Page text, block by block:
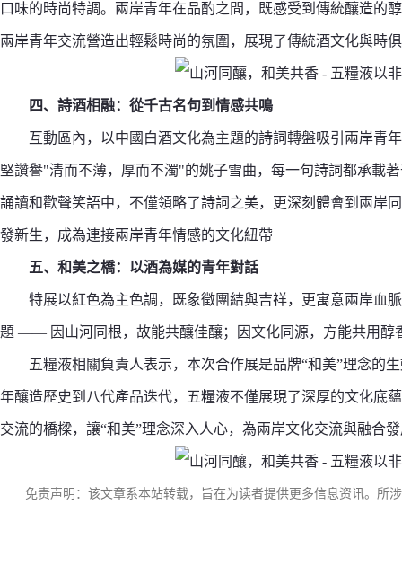
口味的時尚特調。兩岸青年在品酌之間，既感受到傳統釀造的
兩岸青年交流營造出輕鬆時尚的氛圍，展現了傳統酒文化與時
四、詩酒相融：從千古名句到情感共鳴
互動區內，以中國白酒文化為主題的詩詞轉盤吸引兩岸青
堅讚譽"清而不薄，厚而不濁"的姚子雪曲，每一句詩詞都承載
誦讀和歡聲笑語中，不僅領略了詩詞之美，更深刻體會到兩岸
發新生，成為連接兩岸青年情感的文化紐帶
五、和美之橋：以酒為媒的青年對話
特展以紅色為主色調，既象徵團結與吉祥，更寓意兩岸血
題 —— 因山河同根，故能共釀佳釀；因文化同源，方能共用醇
五糧液相關負責人表示，本次合作展是品牌“和美”理念的
年釀造歷史到八代產品迭代，五糧液不僅展現了深厚的文化底
交流的橋樑，讓“和美”理念深入人心，為兩岸文化交流與融合
免责声明：该文章系本站转载，旨在为读者提供更多信息资讯。所